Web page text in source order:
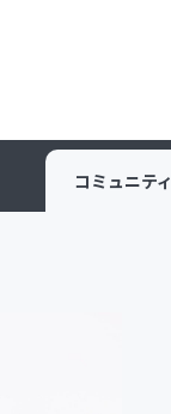
コミュニティ